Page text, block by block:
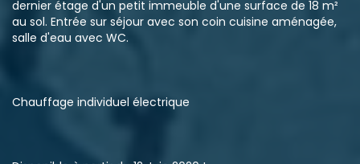
dernier étage d'un petit immeuble d'une surface de 18 m²
au sol. Entrée sur séjour avec son coin cuisine aménagée,
salle d'eau avec WC.
Chauffage individuel électrique